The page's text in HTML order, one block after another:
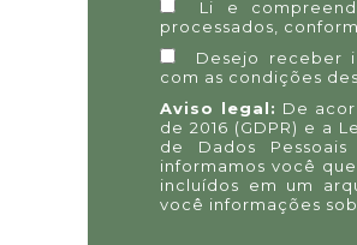
Li e
processados,
Desejo receber
com as condições
Aviso legal: De
de 2016 (GDPR) e a
de Dados
informamos você
incluídos em um
você informações